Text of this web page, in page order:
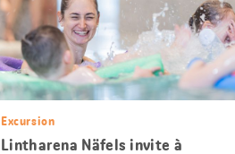
Excursion
Lintharena Näfels invite à